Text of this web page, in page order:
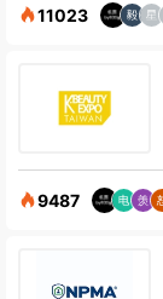
11023
9487